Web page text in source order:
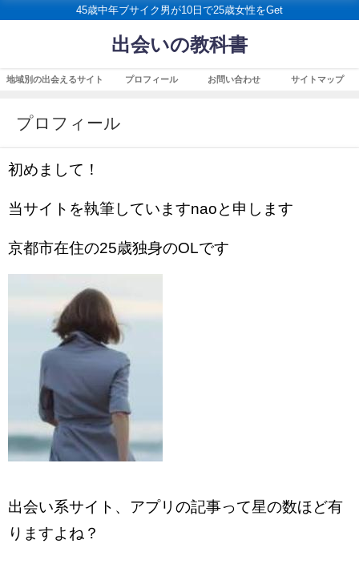
45歳中年ブサイク男が10日で25歳女性をGet
出会いの教科書
地域別の出会えるサイト プロフィール お問い合わせ サイトマップ
プロフィール
初めまして！
当サイトを執筆していますnaoと申します
京都市在住の25歳独身のOLです
出会い系サイト、アプリの記事って星の数ほど有
りますよね？